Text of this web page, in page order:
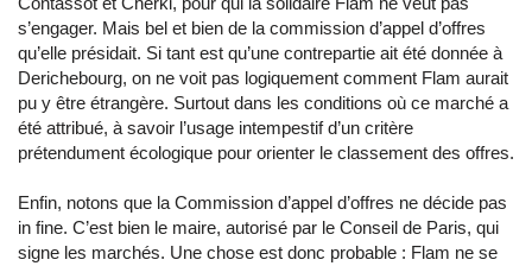
s’engager. Mais bel et bien de la commission d’appel d’offres
qu’elle présidait. Si tant est qu’une contrepartie ait été donnée à
Derichebourg, on ne voit pas logiquement comment Flam aurait
pu y être étrangère. Surtout dans les conditions où ce marché a
été attribué, à savoir l’usage intempestif d’un critère
prétendument écologique pour orienter le classement des offres.
Enfin, notons que la Commission d’appel d’offres ne décide pas
in fine. C’est bien le maire, autorisé par le Conseil de Paris, qui
signe les marchés. Une chose est donc probable : Flam ne se